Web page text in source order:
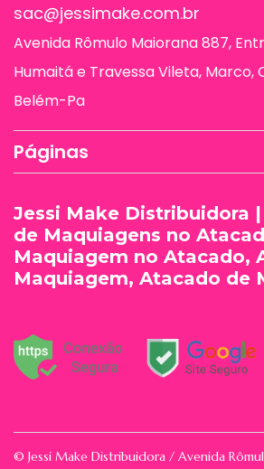
sac@jessimake.com.br
Avenida Rômulo Maiorana 887,
Humaitá e Travessa Vileta, Marco,
Belém-Pa
Páginas
Jessi Make Distribuidora
de Maquiagens no
Maquiagem no Atacado,
Maquiagem, Atacado de
© Jessi Make Distribuidora / Avenida